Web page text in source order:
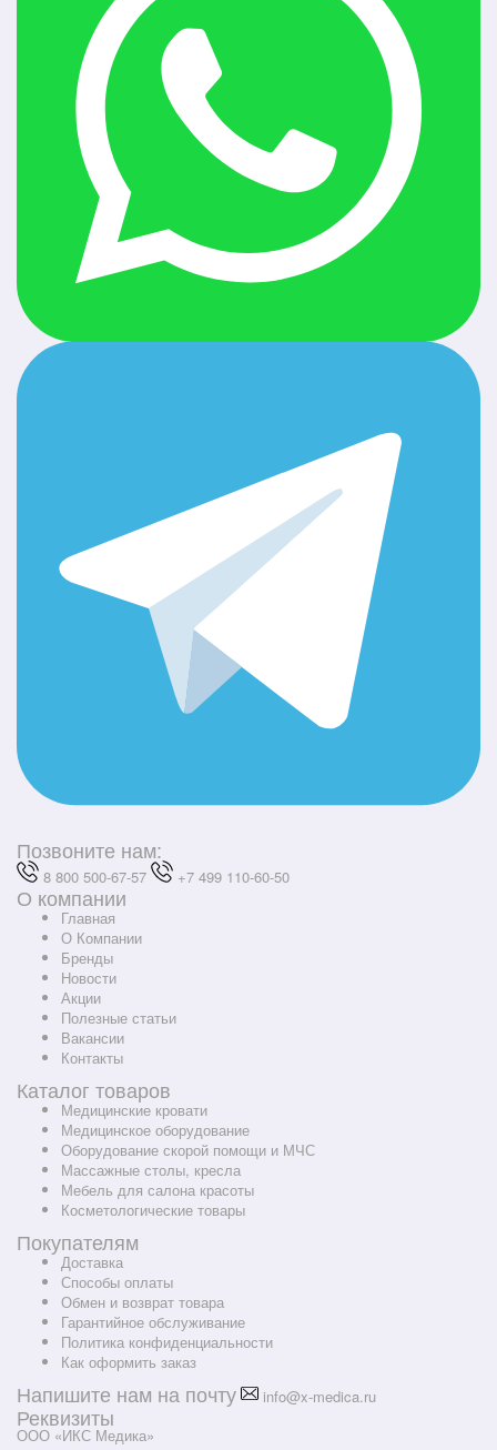
Позвоните нам:
8 800 500-67-57 +7 499 110-60-50
О компании
Главная
О Компании
Бренды
Новости
Акции
Полезные статьи
Вакансии
Контакты
Каталог товаров
Медицинские кровати
Медицинское оборудование
Оборудование скорой помощи и МЧС
Массажные столы, кресла
Мебель для салона красоты
Косметологические товары
Покупателям
Доставка
Способы оплаты
Обмен и возврат товара
Гарантийное обслуживание
Политика конфиденциальности
Как оформить заказ
Напишите нам на почту info@x-medica.ru
Реквизиты
ООО «ИКС Медика»